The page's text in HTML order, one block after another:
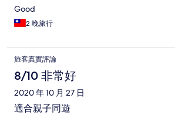
Good
2 晚旅行
旅客真實評論
8/10 非常好
2020 年 10 月 27 日
適合親子同遊